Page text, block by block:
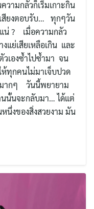
วามกลัวก็เริ่มเกาะกิน
สียงตอบรับ… ทุกๆวัน
น่ ? เมื่อความกลัว
แย่เสียเหลือเกิน และ
วเองซ้ำไปซ้ำมา จน
ทุกคนไม่มาเจ็บปวด
ากๆ วันนี้พยายาม
นนั้นจะกลับมา… ได้แต่
นึ่งของสิ่งสวยงาม มัน